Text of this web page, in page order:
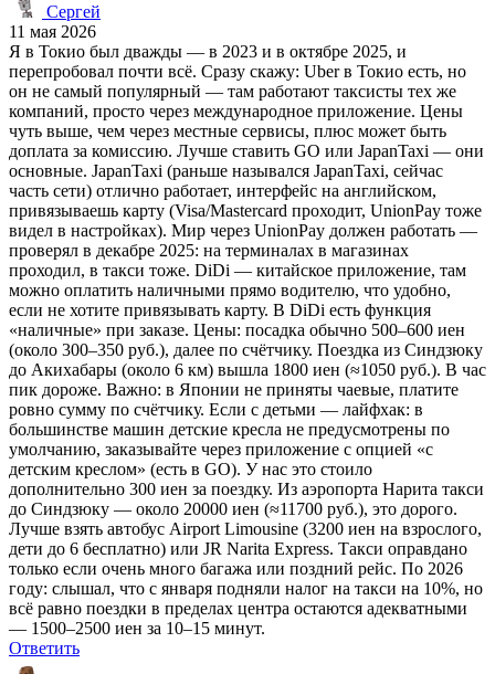
Сергей
11 мая 2026
Я в Токио был дважды — в 2023 и в октябре 2025, и
перепробовал почти всё. Сразу скажу: Uber в Токио есть, но
он не самый популярный — там работают таксисты тех же
компаний, просто через международное приложение. Цены
чуть выше, чем через местные сервисы, плюс может быть
доплата за комиссию. Лучше ставить GO или JapanTaxi — они
основные. JapanTaxi (раньше назывался JapanTaxi, сейчас
часть сети) отлично работает, интерфейс на английском,
привязываешь карту (Visa/Mastercard проходит, UnionPay тоже
видел в настройках). Мир через UnionPay должен работать —
проверял в декабре 2025: на терминалах в магазинах
проходил, в такси тоже. DiDi — китайское приложение, там
можно оплатить наличными прямо водителю, что удобно,
если не хотите привязывать карту. В DiDi есть функция
«наличные» при заказе. Цены: посадка обычно 500–600 иен
(около 300–350 руб.), далее по счётчику. Поездка из Синдзюку
до Акихабары (около 6 км) вышла 1800 иен (≈1050 руб.). В час
пик дороже. Важно: в Японии не приняты чаевые, платите
ровно сумму по счётчику. Если с детьми — лайфхак: в
большинстве машин детские кресла не предусмотрены по
умолчанию, заказывайте через приложение с опцией «с
детским креслом» (есть в GO). У нас это стоило
дополнительно 300 иен за поездку. Из аэропорта Нарита такси
до Синдзюку — около 20000 иен (≈11700 руб.), это дорого.
Лучше взять автобус Airport Limousine (3200 иен на взрослого,
дети до 6 бесплатно) или JR Narita Express. Такси оправдано
только если очень много багажа или поздний рейс. По 2026
году: слышал, что с января подняли налог на такси на 10%, но
всё равно поездки в пределах центра остаются адекватными
— 1500–2500 иен за 10–15 минут.
Ответить